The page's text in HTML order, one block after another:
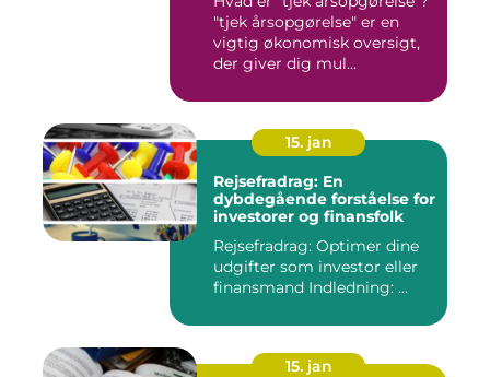
"tjek årsopgørelse" er en
vigtig økonomisk oversigt,
der giver dig mul...
15. jan
Rejsefradrag: En
dybdegående forståelse for
investorer og finansfolk
Rejsefradrag: Optimer dine
udgifter som investor eller
finansmand Indledning: ...
15. jan